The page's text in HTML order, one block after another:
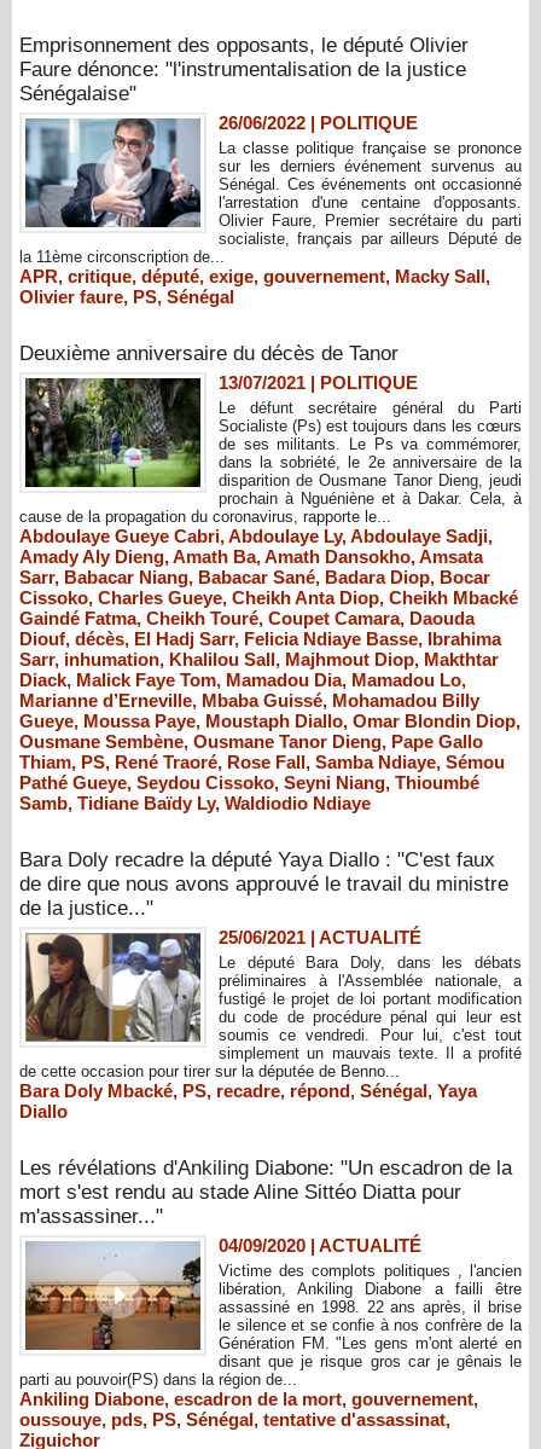
Emprisonnement des opposants, le député Olivier
Faure dénonce: "l'instrumentalisation de la justice
Sénégalaise"
26/06/2022 | POLITIQUE
La classe politique française se prononce
sur les derniers événement survenus au
Sénégal. Ces événements ont occasionné
l'arrestation d'une centaine d'opposants.
Olivier Faure, Premier secrétaire du parti
socialiste, français par ailleurs Député de
la 11ème circonscription de...
APR, critique, député, exige, gouvernement, Macky Sall,
Olivier faure, PS, Sénégal
Deuxième anniversaire du décès de Tanor
13/07/2021 | POLITIQUE
Le défunt secrétaire général du Parti
Socialiste (Ps) est toujours dans les cœurs
de ses militants. Le Ps va commémorer,
dans la sobriété, le 2e anniversaire de la
disparition de Ousmane Tanor Dieng, jeudi
prochain à Nguéniène et à Dakar. Cela, à
cause de la propagation du coronavirus, rapporte le...
Abdoulaye Gueye Cabri,Abdoulaye Ly,Abdoulaye Sadji,
Amady Aly Dieng,Amath Ba,Amath Dansokho,Amsata
Sarr, Babacar Niang, Babacar Sané, Badara Diop, Bocar
Cissoko, Charles Gueye, Cheikh Anta Diop, Cheikh Mbacké
Gaindé Fatma, Cheikh Touré, Coupet Camara, Daouda
Diouf, décès, El Hadj Sarr, Felicia Ndiaye Basse, Ibrahima
Sarr, inhumation, Khalilou Sall, Majhmout Diop, Makthtar
Diack, Malick Faye Tom, Mamadou Dia, Mamadou Lo,
Marianne d’Erneville, Mbaba Guissé, Mohamadou Billy
Gueye, Moussa Paye, Moustaph Diallo, Omar Blondin Diop,
Ousmane Sembène, Ousmane Tanor Dieng, Pape Gallo
Thiam, PS, René Traoré, Rose Fall, Samba Ndiaye, Sémou
Pathé Gueye, Seydou Cissoko, Seyni Niang, Thioumbé
Samb, Tidiane Baïdy Ly, Waldiodio Ndiaye
Bara Doly recadre la député Yaya Diallo : "C'est faux
de dire que nous avons approuvé le travail du ministre
de la justice..."
25/06/2021 | ACTUALITÉ
Le député Bara Doly, dans les débats
préliminaires à l'Assemblée nationale, a
fustigé le projet de loi portant modification
du code de procédure pénal qui leur est
soumis ce vendredi. Pour lui, c'est tout
simplement un mauvais texte. Il a profité
de cette occasion pour tirer sur la députée de Benno...
Bara Doly Mbacké, PS, recadre, répond, Sénégal, Yaya
Diallo
Les révélations d'Ankiling Diabone: "Un escadron de la
mort s'est rendu au stade Aline Sittéo Diatta pour
m'assassiner..."
04/09/2020 | ACTUALITÉ
Victime des complots politiques , l'ancien
libération, Ankiling Diabone a failli être
assassiné en 1998. 22 ans après, il brise
le silence et se confie à nos confrère de la
Génération FM. "Les gens m'ont alerté en
disant que je risque gros car je gênais le
parti au pouvoir(PS) dans la région de...
Ankiling Diabone, escadron de la mort, gouvernement,
oussouye, pds, PS, Sénégal, tentative d'assassinat,
Ziguichor